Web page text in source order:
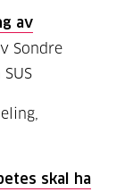
av
Sondre
skal ha